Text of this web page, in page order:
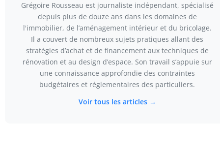
Grégoire Rousseau est journaliste indépendant, spécialisé
depuis plus de douze ans dans les domaines de
l'immobilier, de l’aménagement intérieur et du bricolage.
Il a couvert de nombreux sujets pratiques allant des
stratégies d’achat et de financement aux techniques de
rénovation et au design d’espace. Son travail s’appuie sur
une connaissance approfondie des contraintes
budgétaires et réglementaires des particuliers.
Voir tous les articles →